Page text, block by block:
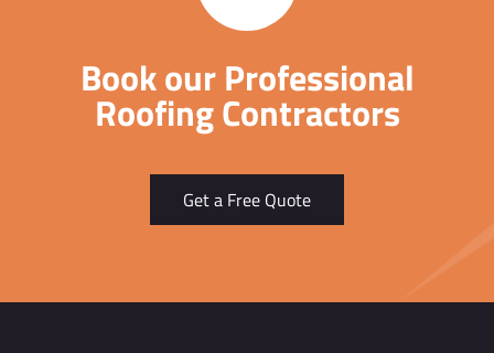
Book our Professional
Roofing Contractors
Get a Free Quote